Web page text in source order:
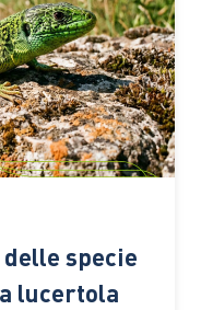
specie
lucertola